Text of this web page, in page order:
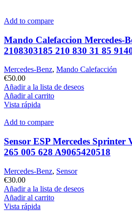
Add to compare
Mando Calefaccion Mercedes-
2108303185 210 830 31 85
Mercedes-Benz, Mando Calefacción
€50.00
Añadir a la lista de deseos
Añadir al carrito
Vista rápida
Add to compare
Sensor ESP Mercedes Sprinter
265 005 628 A9065420518
Mercedes-Benz, Sensor
€30.00
Añadir a la lista de deseos
Añadir al carrito
Vista rápida